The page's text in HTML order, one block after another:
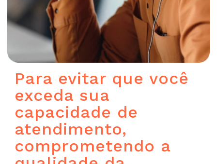
Para evitar que você
exceda sua
capacidade de
atendimento,
comprometendo a